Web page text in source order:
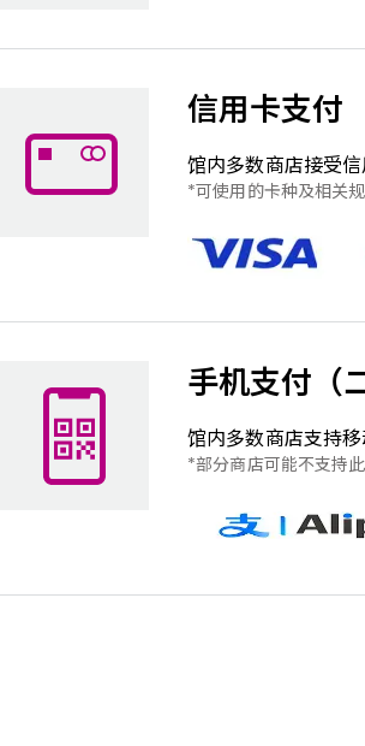
信用卡支付
馆内多数商店接受信
可使用的卡种及相关
手机支付（
馆内多数商店支持
部分商店可能不支持